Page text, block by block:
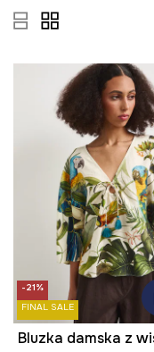
-21%
FINAL SALE